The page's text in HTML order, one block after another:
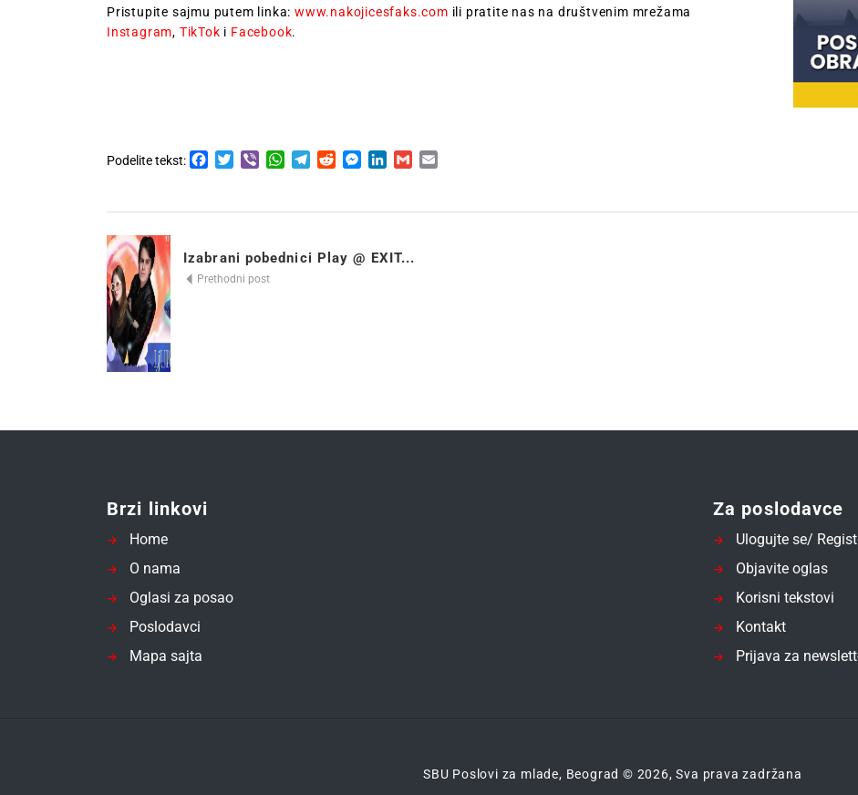
Pristupite sajmu putem linka:www.nakojicesfaks.com ili pratite nas na društvenim mrežama
Instagram, TikTok i Facebook.
Podelite tekst: Facebook
Twitter
Viber WhatsApp
TelegramRedditMessenger
LinkedIn
Gmail
Izabrani pobednici Play @ EXIT...
Prethodni post
Brzi linkovi
Home
O nama
Oglasi za posao
Poslodavci
Mapa sajta
Za poslodavce
Ulogujte se/
Objavite oglas
Korisni tekstovi
Kontakt
Prijava za
SBU Poslovi za mlade, Beograd © 2026, Sva prava zadržana